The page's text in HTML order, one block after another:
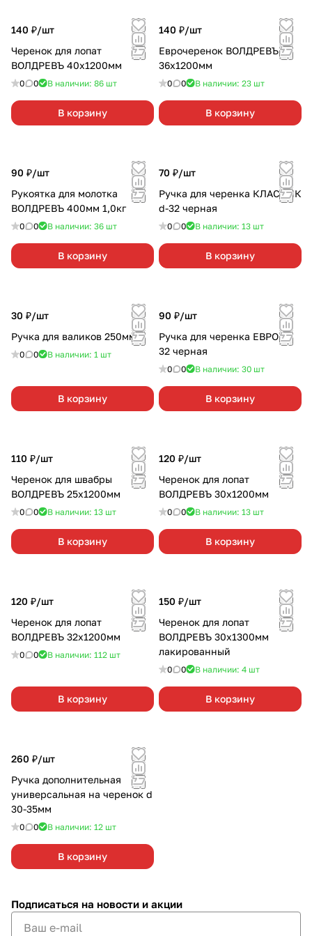
140 ₽/шт
Черенок для лопат
ВОЛДРЕВЪ 40х1200мм
0 0 В наличии: 86 шт
В корзину
140 ₽/шт
Еврочеренок ВОЛДРЕВЪ
36х1200мм
0 0 В наличии: 23 шт
В корзину
90 ₽/шт
Рукоятка для молотка
ВОЛДРЕВЪ 400мм 1,0кг
0 0 В наличии: 36 шт
В корзину
70 ₽/шт
Ручка для черенка КЛАССИК
d-32 черная
0 0 В наличии: 13 шт
В корзину
30 ₽/шт
Ручка для валиков 250мм
0 0 В наличии: 1 шт
В корзину
90 ₽/шт
Ручка для черенка ЕВРО d-
32 черная
0 0 В наличии: 30 шт
В корзину
110 ₽/шт
Черенок для швабры
ВОЛДРЕВЪ 25х1200мм
0 0 В наличии: 13 шт
В корзину
120 ₽/шт
Черенок для лопат
ВОЛДРЕВЪ 30х1200мм
0 0 В наличии: 13 шт
В корзину
120 ₽/шт
Черенок для лопат
ВОЛДРЕВЪ 32х1200мм
0 0 В наличии: 112 шт
В корзину
150 ₽/шт
Черенок для лопат
ВОЛДРЕВЪ 30х1300мм
лакированный
0 0 В наличии: 4 шт
В корзину
260 ₽/шт
Ручка дополнительная
универсальная на черенок d
30-35мм
0 0 В наличии: 12 шт
В корзину
Подписаться на новости и акции